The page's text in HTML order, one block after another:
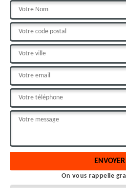
On vous rappelle